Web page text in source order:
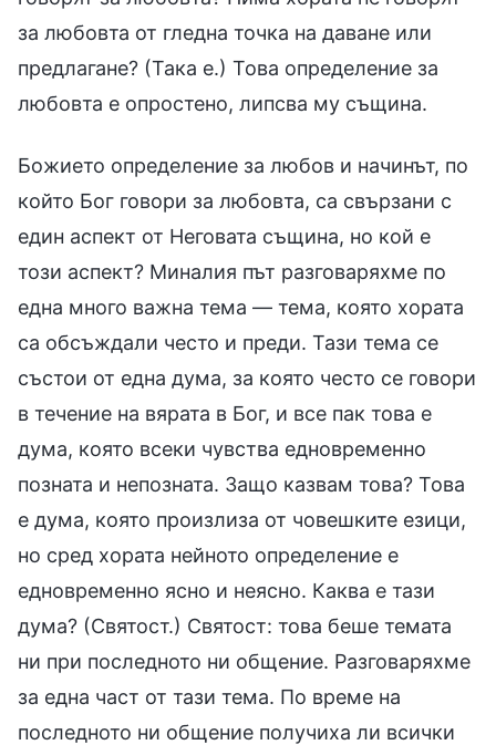
за любовта от гледна точка на даване или
предлагане? (Така е.) Това определение за
любовта е опростено, липсва му същина.
Божието определение за любов и начинът, по
който Бог говори за любовта, са свързани с
един аспект от Неговата същина, но кой е
този аспект? Миналия път разговаряхме по
една много важна тема — тема, която хората
са обсъждали често и преди. Тази тема се
състои от една дума, за която често се говори
в течение на вярата в Бог, и все пак това е
дума, която всеки чувства едновременно
позната и непозната. Защо казвам това? Това
е дума, която произлиза от човешките езици,
но сред хората нейното определение е
едновременно ясно и неясно. Каква е тази
дума? (Святост.) Святост: това беше темата
ни при последното ни общение. Разговаряхме
за една част от тази тема. По време на
последното ни общение получиха ли всички